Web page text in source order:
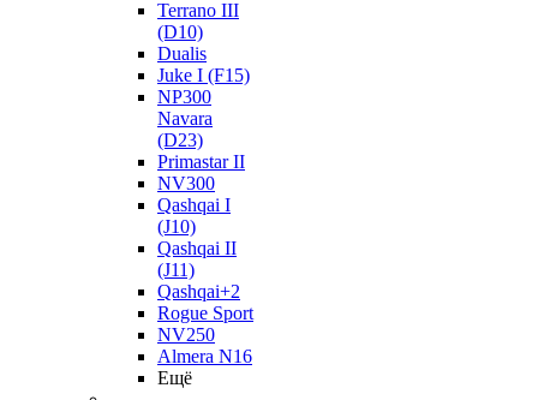
Terrano III
(D10)
Dualis
Juke I (F15)
NP300
Navara
(D23)
Primastar II
NV300
Qashqai I
(J10)
Qashqai II
(J11)
Qashqai+2
Rogue Sport
NV250
Almera N16
Ещё